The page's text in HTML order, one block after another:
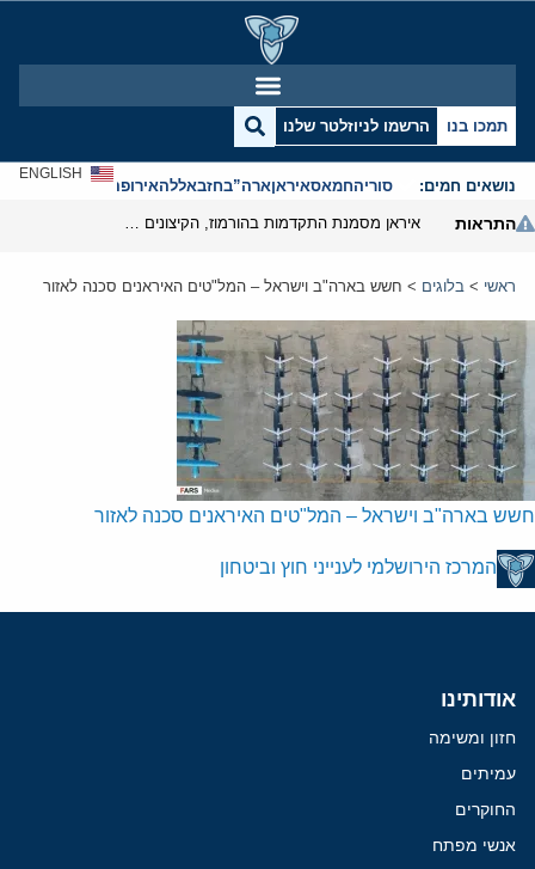
תמכו בנו הרשמו לניוזלטר שלנו
נושאים חמים: סוריהחמאסאיראןארה”בחזבאללהאירופהאנטישמיות
ENGLISH
התראות
ראשי > בלוגים > חשש בארה"ב וישראל – המל"טים האיראנים סכנה לאזור
חשש בארה"ב וישראל – המל"טים האיראנים סכנה לאזור
המרכז הירושלמי לענייני חוץ וביטחון
אודותינו
חזון ומשימה
עמיתים
החוקרים
אנשי מפתח